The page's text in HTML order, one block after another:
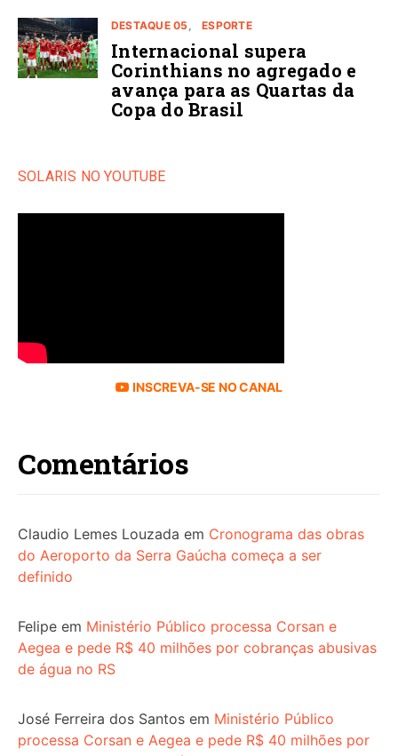
DESTAQUE 05 ESPORTE
Internacional supera
Corinthians no agregado e
avança para as Quartas da
Copa do Brasil
SOLARIS NO YOUTUBE
INSCREVA-SE NO CANAL
Comentários
Claudio Lemes Louzada em Cronograma das obras
do Aeroporto da Serra Gaúcha começa a ser
definido
Felipe em Ministério Público processa Corsan e
Aegea e pede R$ 40 milhões por cobranças abusivas
de água no RS
José Ferreira dos Santos em Ministério Público
processa Corsan e Aegea e pede R$ 40 milhões por